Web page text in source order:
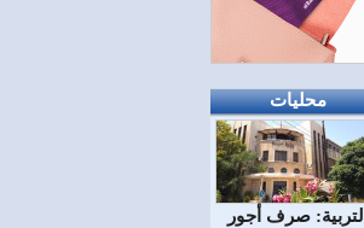
محليات
التربية: صرف أجور